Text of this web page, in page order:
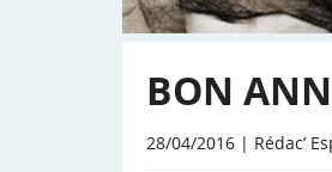
BON
28/04/2016 | Rédac’